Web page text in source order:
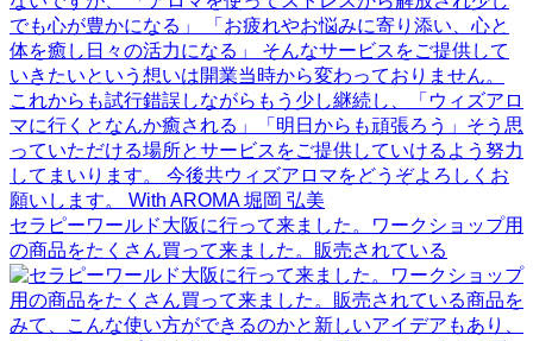
セラピーワールド大阪に行って来ました。ワークショップ用
の商品をたくさん買って来ました。販売されている